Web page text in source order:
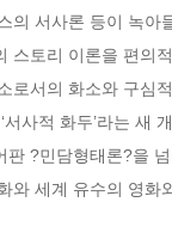
의 서사론 등이 녹아
스토리 이론을 편의
로서의 화소와 구심
서사적 화두’라는 새
판 ?민담형태론?을
와 세계 유수의 영